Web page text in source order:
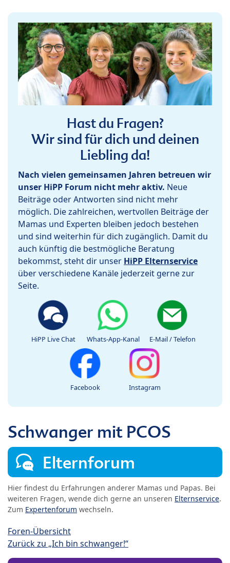
Hast du Fragen?
Wir sind für dich und deinen
Liebling da!
Nach vielen gemeinsamen Jahren betreuen wir
unser HiPP Forum nicht mehr aktiv. Neue
Beiträge oder Antworten sind nicht mehr
möglich. Die zahlreichen, wertvollen Beiträge der
Mamas und Experten bleiben jedoch bestehen
und sind weiterhin für dich zugänglich. Damit du
auch künftig die bestmögliche Beratung
bekommst, steht dir unser HiPP Elternservice
über verschiedene Kanäle jederzeit gerne zur
Seite.
HiPP Live Chat Whats-App-Kanal E-Mail / Telefon
Facebook Instagram
Schwanger mit PCOS
Elternforum
Hier findest du Erfahrungen anderer Mamas und Papas. Bei
weiteren Fragen, wende dich gerne an unseren Elternservice.
Zum Expertenforum wechseln.
Foren-Übersicht
Zurück zu „Ich bin schwanger!“